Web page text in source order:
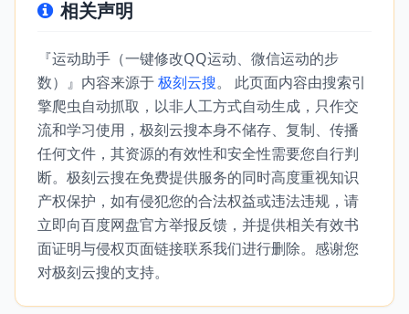
相关声明
『运动助手（一键修改QQ运动、微信运动的步
数）』内容来源于极刻云搜。 此页面内容由搜索引
擎爬虫自动抓取，以非人工方式自动生成，只作交
流和学习使用，极刻云搜本身不储存、复制、传播
任何文件，其资源的有效性和安全性需要您自行判
断。极刻云搜在免费提供服务的同时高度重视知识
产权保护，如有侵犯您的合法权益或违法违规，请
立即向百度网盘官方举报反馈，并提供相关有效书
面证明与侵权页面链接联系我们进行删除。感谢您
对极刻云搜的支持。